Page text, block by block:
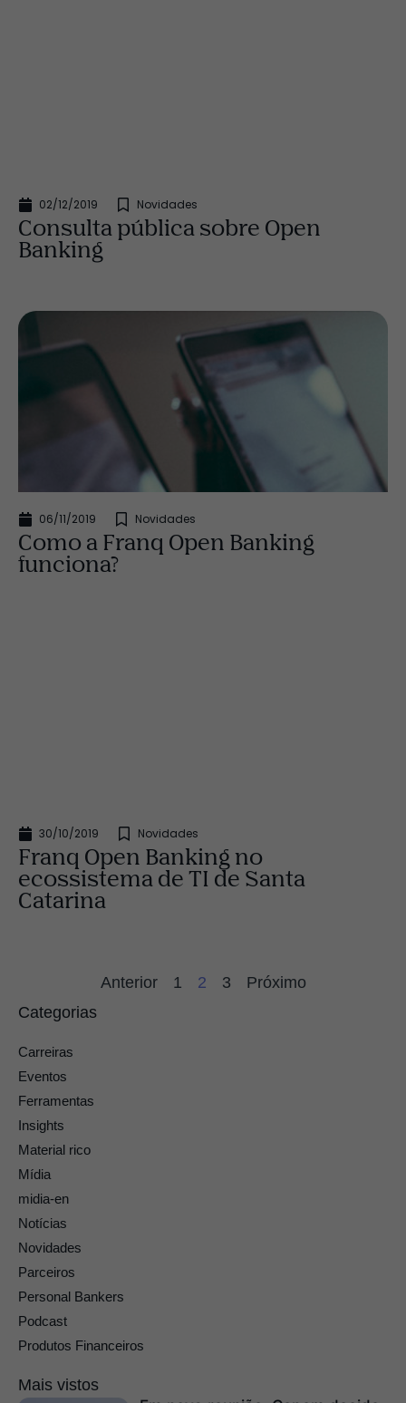
02/12/2019 Novidades
Consulta pública sobre Open
Banking
06/11/2019 Novidades
Como a Franq Open Banking
funciona?
30/10/2019 Novidades
Franq Open Banking no
ecossistema de TI de Santa
Catarina
Anterior 1 2 3
Próximo
Categorias
Carreiras
Eventos
Ferramentas
Insights
Material rico
Mídia
midia-en
Notícias
Novidades
Parceiros
Personal Bankers
Podcast
Produtos Financeiros
Mais vistos